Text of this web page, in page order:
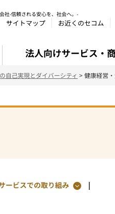
サイトマップ お近くのセコム
法人向けサービス・
社-信頼される安心を、社会へ。-
自己実現とダイバーシティ > 健康経営
ービスでの取り組み